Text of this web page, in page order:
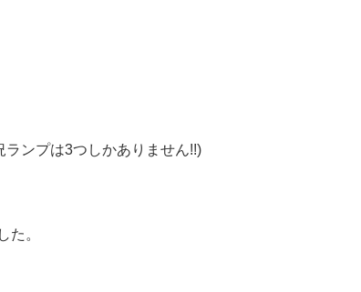
ンプは3つしかありません!!)
た。